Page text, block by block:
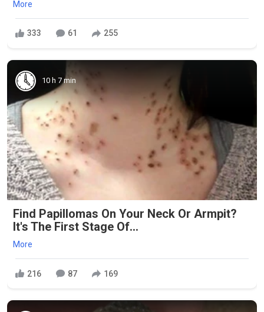
More
333 61 255
10 h 7 min
Find Papillomas On Your Neck Or Armpit?
It's The First Stage Of...
More
216 87 169